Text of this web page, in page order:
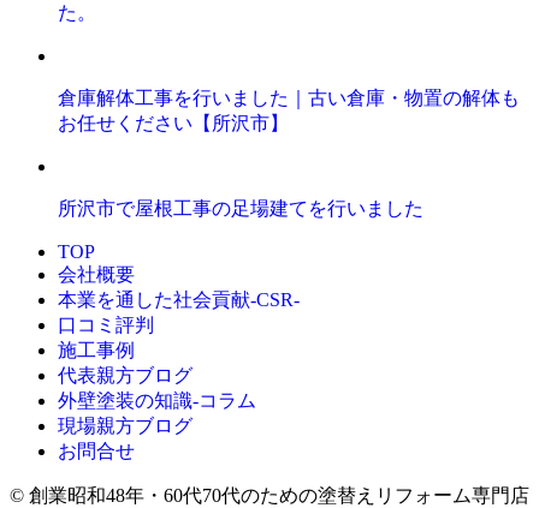
た。
倉庫解体工事を行いました｜古い倉庫・物置の解体も
お任せください【所沢市】
所沢市で屋根工事の足場建てを行いました
TOP
会社概要
本業を通した社会貢献-CSR-
口コミ評判
施工事例
代表親方ブログ
外壁塗装の知識‐コラム
現場親方ブログ
お問合せ
© 創業昭和48年・60代70代のための塗替えリフォーム専門店